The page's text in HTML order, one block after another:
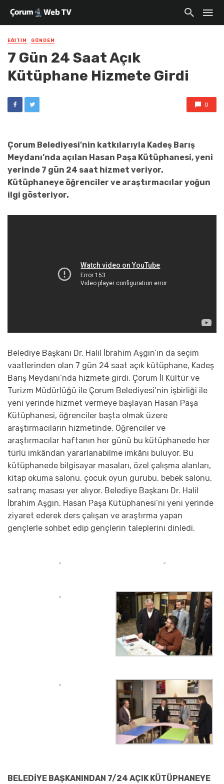
EĞITIM GÜNDEM
7 Gün 24 Saat Açık
Kütüphane Hizmete Girdi
0
Çorum Belediyesi’nin katkılarıyla Kadeş Barış
Meydanı’nda açılan Hasan Paşa Kütüphanesi, yeni
yerinde 7 gün 24 saat hizmet veriyor.
Kütüphaneye öğrenciler ve araştırmacılar yoğun
ilgi gösteriyor.
Belediye Başkanı Dr. Halil İbrahim Aşgın’ın da seçim
vaatlerinden olan 7 gün 24 saat açık kütüphane, Kadeş
Barış Meydanı’nda hizmete girdi. Çorum İl Kültür ve
Turizm Müdürlüğü ile Çorum Belediyesi’nin işbirliği ile
yeni yerinde hizmet vermeye başlayan Hasan Paşa
Kütüphanesi, öğrenciler başta olmak üzere
araştırmacıların hizmetinde. Öğrenciler ve
araştırmacılar haftanın her günü bu kütüphanede her
türlü imkândan yararlanabilme imkânı buluyor. Bu
kütüphanede bilgisayar masaları, özel çalışma alanları,
kitap okuma salonu, çocuk oyun gurubu, bebek salonu,
satranç masası yer alıyor. Belediye Başkanı Dr. Halil
İbrahim Aşgın, Hasan Paşa Kütüphanesi’ni yeni yerinde
ziyaret ederek ders çalışan ve araştırma yapan
gençlerle sohbet edip gençlerin taleplerini dinledi.
BELEDİYE BAŞKANINDAN 7/24 AÇIK KÜTÜPHANEYE